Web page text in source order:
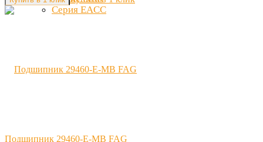
Серия EACC
Подшипник 29460-E-MB FAG